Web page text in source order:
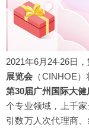
2021年6月24-26日，
展览会 （CINHOE）
第30届广州国际大
个专业领域，上千
引数万人次代理商